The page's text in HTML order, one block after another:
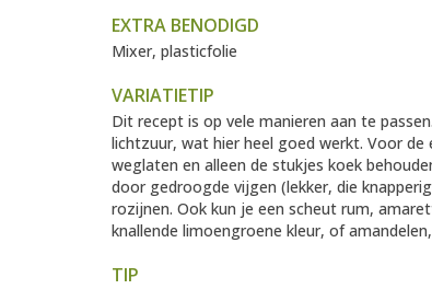
EXTRA BENODIGD
Mixer, plasticfolie
VARIATIETIP
Dit recept is op vele manieren aan te
lichtzuur, wat hier heel goed werkt. Voor
weglaten en alleen de stukjes koek
door gedroogde vijgen (lekker, die
rozijnen. Ook kun je een scheut rum,
knallende limoengroene kleur, of
TIP